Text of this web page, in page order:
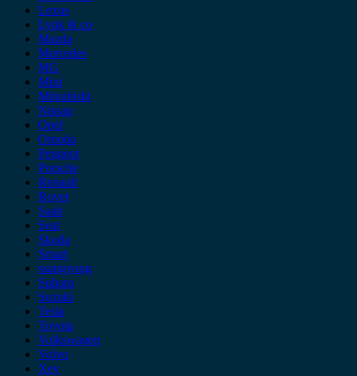
Lexus
Lynk & co
Mazda
Mercedes
MG
Mini
Mitsubishi
Nissan
Opel
Omoda
Peugeot
Porsche
Renault
Rover
Saab
Seat
Skoda
Smart
ssangyong
Subaru
Suzuki
Tesla
Toyota
Volkswagen
Volvo
Xev